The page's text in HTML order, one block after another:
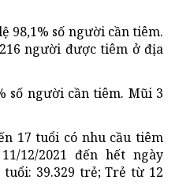
98,1% số người cần tiêm.
người được tiêm ở địa
số người cần tiêm. Mũi 3
17 tuổi có nhu cầu tiêm
12/2021 đến hết ngày
39.329 trẻ; Trẻ từ 12